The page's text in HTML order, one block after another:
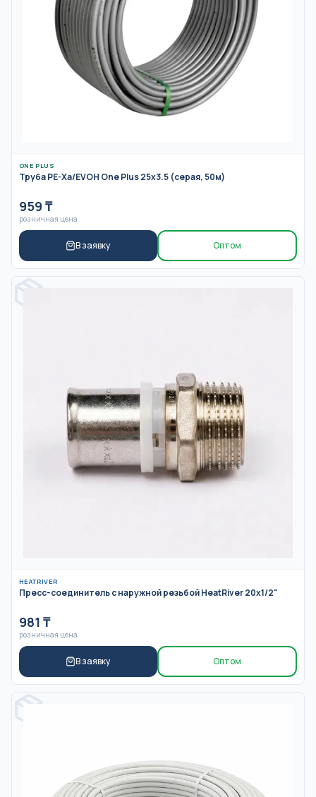
ONE PLUS
Труба PE-Xa/EVOH One Plus 25x3.5 (серая, 50м)
959 ₸
розничная цена
В заявку Оптом
HEATRIVER
Пресс-соединитель с наружной резьбой HeatRiver 20x1/2"
981 ₸
розничная цена
В заявку Оптом